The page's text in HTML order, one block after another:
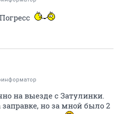
на выезде с Затулинки.
но за мной было 2